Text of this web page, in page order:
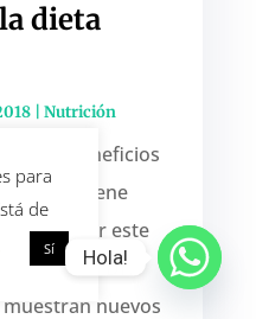
dieta
| Nutrición
los beneficios
tiene
leer este
por el Dr.
nuevos
para
de
Sí Hola!